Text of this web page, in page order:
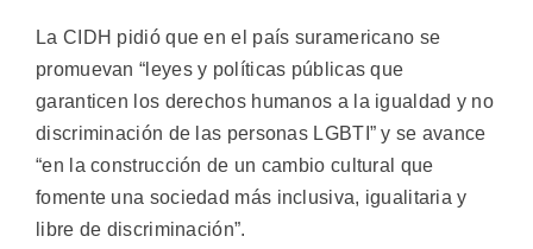
La CIDH pidió que en el país suramericano se
promuevan “leyes y políticas públicas que
garanticen los derechos humanos a la igualdad y no
discriminación de las personas LGBTI” y se avance
“en la construcción de un cambio cultural que
fomente una sociedad más inclusiva, igualitaria y
libre de discriminación”.